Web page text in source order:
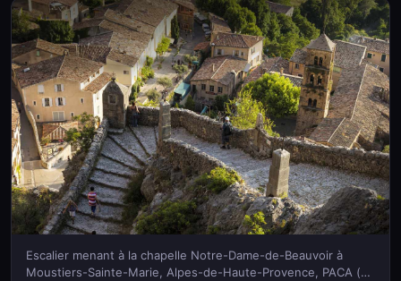
Escalier menant à la chapelle Notre-Dame-de-Beauvoir à
Moustiers-Sainte-Marie, Alpes-de-Haute-Provence, PACA (©